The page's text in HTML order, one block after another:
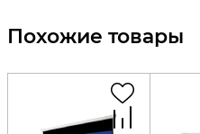
Похожие товары